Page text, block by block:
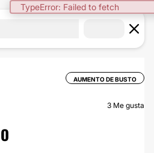
TypeError: Failed to fetch
AUMENTO DE BUSTO
3 Me gusta